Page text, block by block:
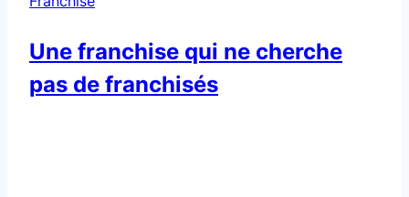
comme
jamais
Une franchise qui ne cherche
pas de franchisés